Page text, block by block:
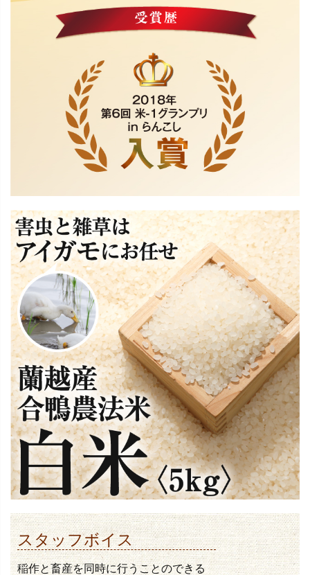
スタッフボイス
稲作と畜産を同時に行うことのできる